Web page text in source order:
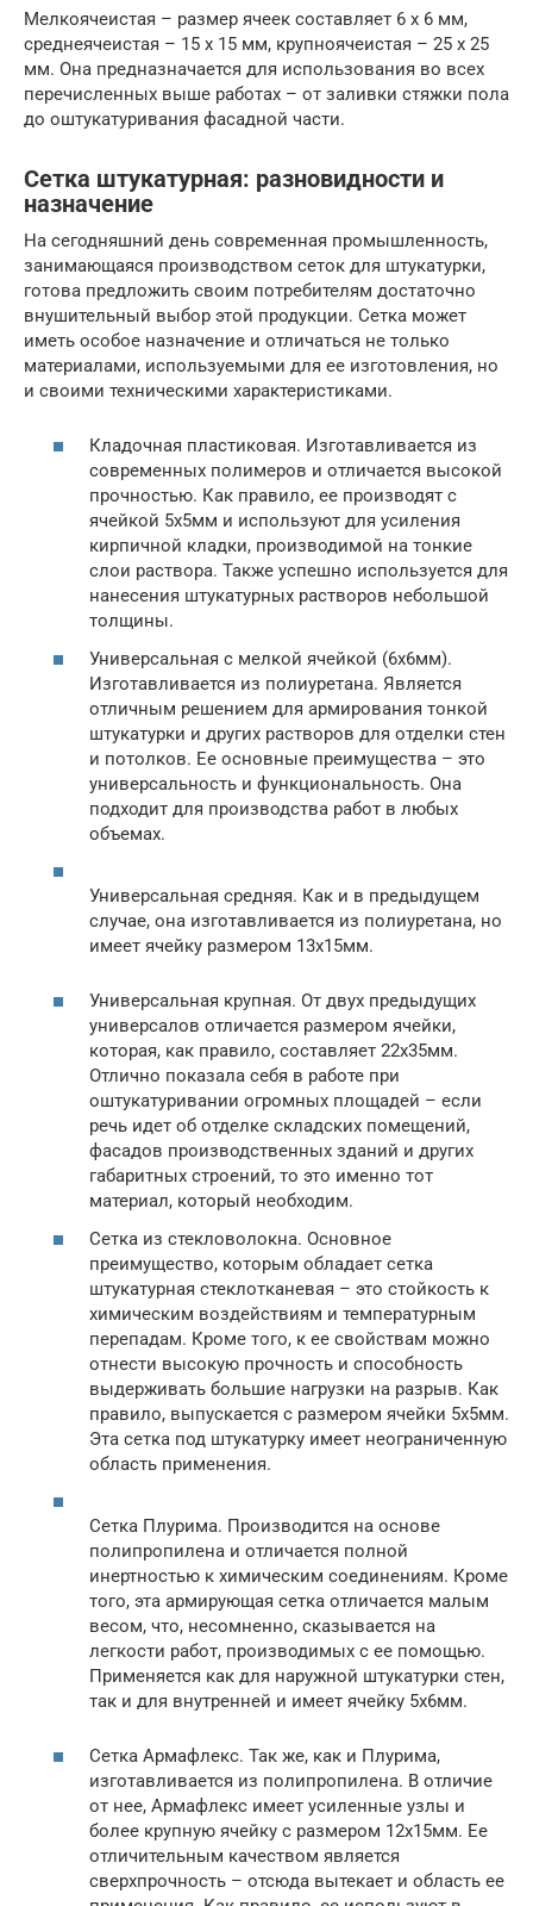
Мелкоячеистая – размер ячеек составляет 6 х 6 мм,
среднеячеистая – 15 х 15 мм, крупноячеистая – 25 х 25
мм. Она предназначается для использования во всех
перечисленных выше работах – от заливки стяжки пола
до оштукатуривания фасадной части.
Сетка штукатурная: разновидности и
назначение
На сегодняшний день современная промышленность,
занимающаяся производством сеток для штукатурки,
готова предложить своим потребителям достаточно
внушительный выбор этой продукции. Сетка может
иметь особое назначение и отличаться не только
материалами, используемыми для ее изготовления, но
и своими техническими характеристиками.
Кладочная пластиковая. Изготавливается из
современных полимеров и отличается высокой
прочностью. Как правило, ее производят с
ячейкой 5х5мм и используют для усиления
кирпичной кладки, производимой на тонкие
слои раствора. Также успешно используется для
нанесения штукатурных растворов небольшой
толщины.
Универсальная с мелкой ячейкой (6х6мм).
Изготавливается из полиуретана. Является
отличным решением для армирования тонкой
штукатурки и других растворов для отделки стен
и потолков. Ее основные преимущества – это
универсальность и функциональность. Она
подходит для производства работ в любых
объемах.
Универсальная средняя. Как и в предыдущем
случае, она изготавливается из полиуретана, но
имеет ячейку размером 13х15мм.
Универсальная крупная. От двух предыдущих
универсалов отличается размером ячейки,
которая, как правило, составляет 22х35мм.
Отлично показала себя в работе при
оштукатуривании огромных площадей – если
речь идет об отделке складских помещений,
фасадов производственных зданий и других
габаритных строений, то это именно тот
материал, который необходим.
Сетка из стекловолокна. Основное
преимущество, которым обладает сетка
штукатурная стеклотканевая – это стойкость к
химическим воздействиям и температурным
перепадам. Кроме того, к ее свойствам можно
отнести высокую прочность и способность
выдерживать большие нагрузки на разрыв. Как
правило, выпускается с размером ячейки 5х5мм.
Эта сетка под штукатурку имеет неограниченную
область применения.
Сетка Плурима. Производится на основе
полипропилена и отличается полной
инертностью к химическим соединениям. Кроме
того, эта армирующая сетка отличается малым
весом, что, несомненно, сказывается на
легкости работ, производимых с ее помощью.
Применяется как для наружной штукатурки стен,
так и для внутренней и имеет ячейку 5х6мм.
Сетка Армафлекс. Так же, как и Плурима,
изготавливается из полипропилена. В отличие
от нее, Армафлекс имеет усиленные узлы и
более крупную ячейку с размером 12х15мм. Ее
отличительным качеством является
сверхпрочность – отсюда вытекает и область ее